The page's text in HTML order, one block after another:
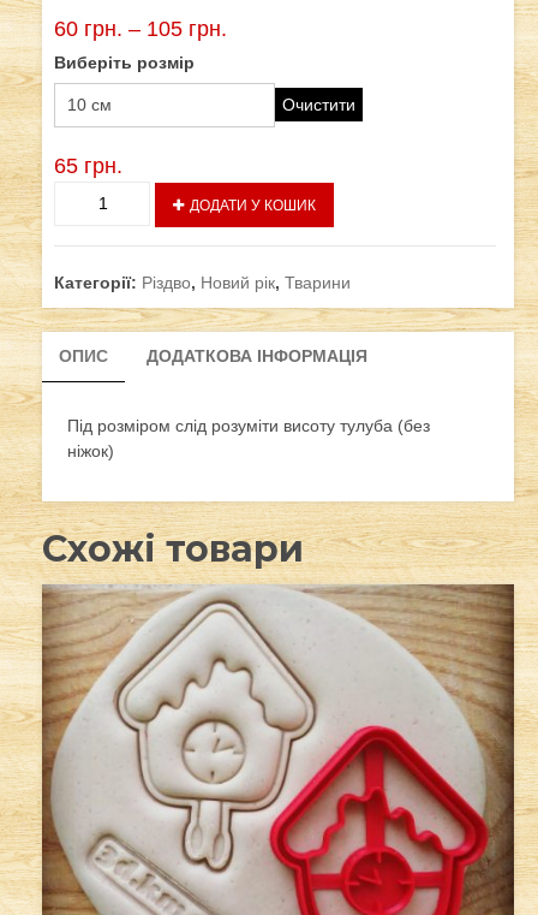
60 грн. – 105 грн.
Виберіть розмір
Очистити
65 грн.
кількість
ДОДАТИ У КОШИК
Категорії: Різдво, Новий рік, Тварини
ОПИС ДОДАТКОВА ІНФОРМАЦІЯ
Під розміром слід розуміти висоту тулуба (без
ніжок)
Схожі товари